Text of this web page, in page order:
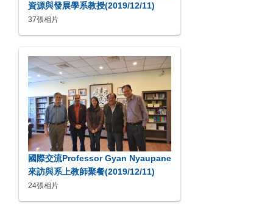
資源與發展學系教授(2019/12/11)
37張相片
國際交流Professor Gyan Nyaupane
來訪與系上教師聚餐(2019/12/11)
24張相片